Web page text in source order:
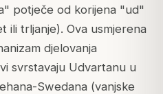
potječe od korijena "ud"
ili trljanje). Ova usmjerena
djelovanja
svrstavaju Udvartanu u
Swedana (vanjske